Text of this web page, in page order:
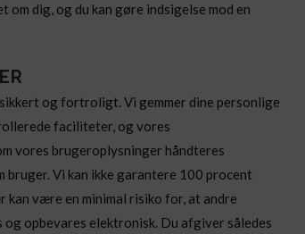
dig, og du kan gøre indsigelse mod en
og fortroligt. Vi gemmer dine personlige
faciliteter, og vores
vores brugeroplysninger håndteres
Vi kan ikke garantere 100 procent
være en minimal risiko for, at andre
opbevares elektronisk. Du afgiver således